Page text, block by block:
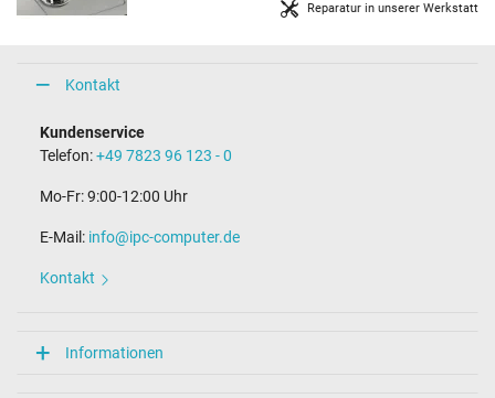
Reparatur in unserer Werkstatt
Kontakt
Kundenservice
Telefon:+49 7823 96 123 - 0
Mo-Fr: 9:00-12:00 Uhr
E-Mail: info@ipc-computer.de
Kontakt
Informationen